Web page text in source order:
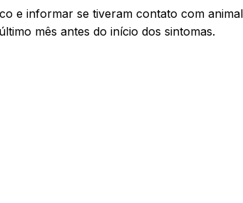
e informar se tiveram contato com
mês antes do início dos sintomas.